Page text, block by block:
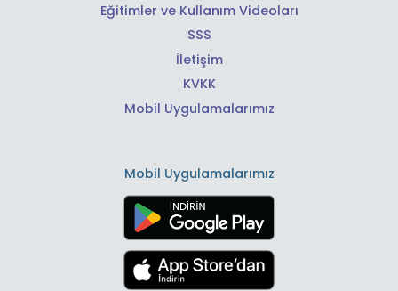
Eğitimler ve Kullanım Videoları
SSS
İletişim
KVKK
Mobil Uygulamalarımız
Mobil Uygulamalarımız